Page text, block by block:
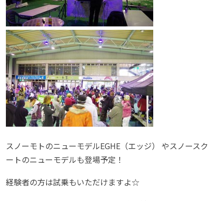
スノーモトのニューモデルEGHE（エッジ） やスノースク
ートのニューモデルも登場予定！
経験者の方は試乗もいただけますよ☆